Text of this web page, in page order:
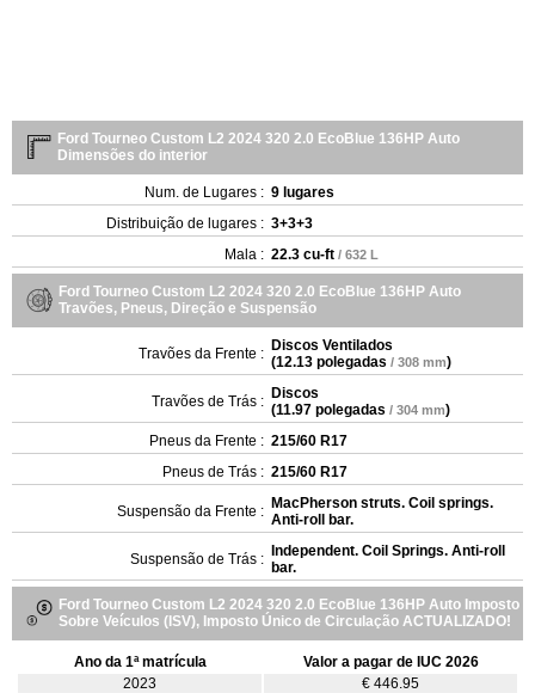
Ford Tourneo Custom L2 2024 320 2.0 EcoBlue 136HP Auto
Dimensões do interior
Num. de Lugares : 9 lugares
Distribuição de lugares : 3+3+3
Mala : 22.3 cu-ft / 632 L
Ford Tourneo Custom L2 2024 320 2.0 EcoBlue 136HP Auto
Travões, Pneus, Direção e Suspensão
Travões da Frente : Discos Ventilados
(12.13 polegadas / 308 mm)
Travões de Trás : Discos
(11.97 polegadas / 304 mm)
Pneus da Frente : 215/60 R17
Pneus de Trás : 215/60 R17
Suspensão da Frente : MacPherson struts. Coil springs.
Anti-roll bar.
Suspensão de Trás : Independent. Coil Springs. Anti-roll
bar.
Ford Tourneo Custom L2 2024 320 2.0 EcoBlue 136HP Auto Imposto
Sobre Veículos (ISV), Imposto Único de Circulação ACTUALIZADO!
Ano da 1ª matrícula
Valor a pagar de IUC 2026
2023
€ 446.95